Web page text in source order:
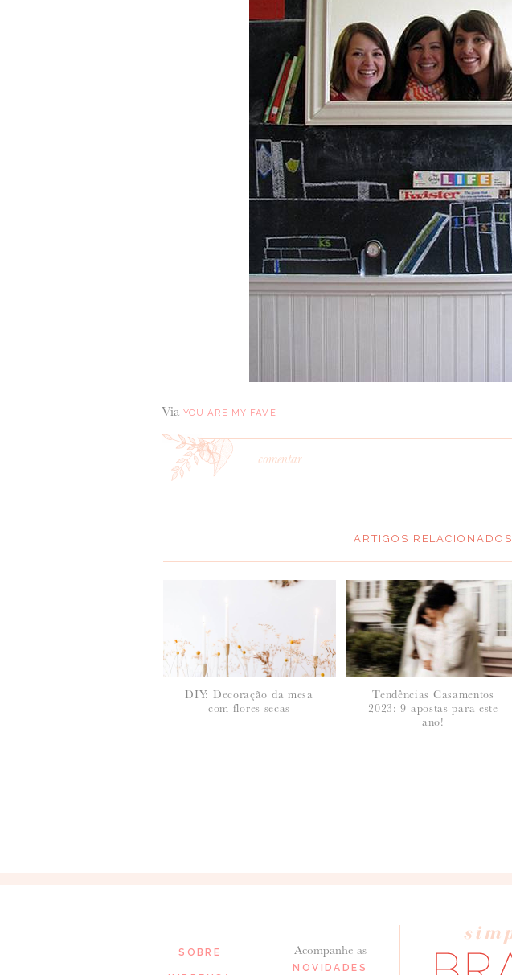
Via YOU ARE MY FAVE
comentar
ARTIGOS RELACIONADOS
DIY: Decoração da mesa
com flores secas
Tendências Casamentos
2023: 9 apostas para este
ano!
SOBRE Acompanhe as
NOVIDADES